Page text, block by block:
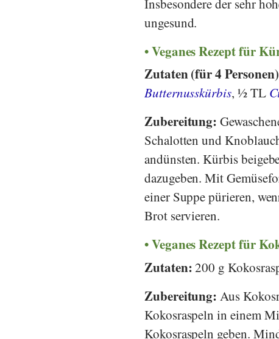
Insbesondere der sehr
ungesund.
Veganes Rezept für
Zutaten (für 4
Butternusskürbis, ½ TL
Zubereitung:
Schalotten und
andünsten. Kürbis
dazugeben. Mit
einer Suppe pürieren,
Brot servieren.
Veganes Rezept für
Zutaten:200 g
Zubereitung:Aus
Kokosraspeln in einem
Kokosraspeln geben.